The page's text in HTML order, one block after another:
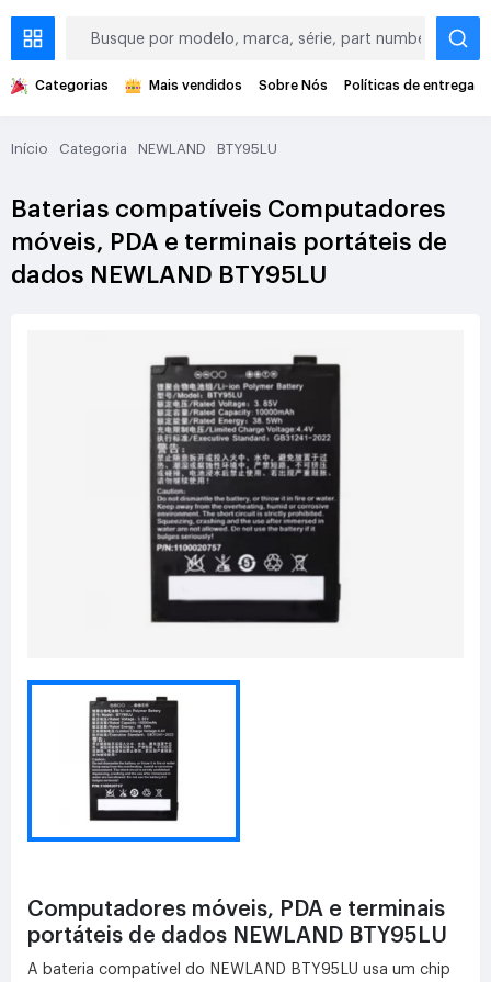
Categorias Mais vendidos Sobre Nós Políticas de entrega
Início Categoria NEWLAND BTY95LU
Baterias compatíveis Computadores
móveis, PDA e terminais portáteis de
dados NEWLAND BTY95LU
Computadores móveis, PDA e terminais
portáteis de dados NEWLAND BTY95LU
A bateria compatível do NEWLAND BTY95LU usa um chip